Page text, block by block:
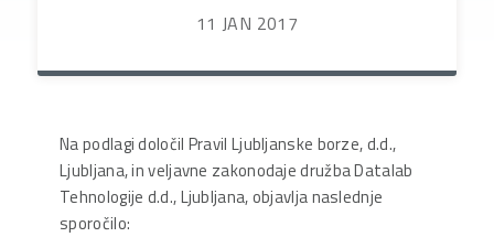
11 JAN 2017
Na podlagi določil Pravil Ljubljanske borze, d.d.,
Ljubljana, in veljavne zakonodaje družba Datalab
Tehnologije d.d., Ljubljana, objavlja naslednje
sporočilo: